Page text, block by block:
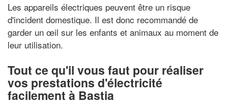
Les appareils électriques peuvent être un risque
d'incident domestique. Il est donc recommandé de
garder un œil sur les enfants et animaux au moment de
leur utilisation.
Tout ce qu'il vous faut pour réaliser
vos prestations d'électricité
facilement à Bastia